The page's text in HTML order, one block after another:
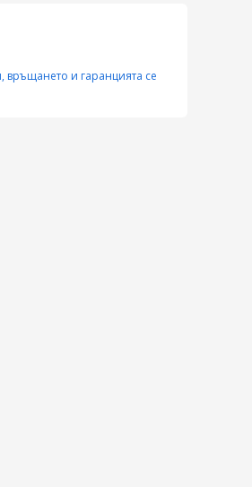
връщането и гаранцията се